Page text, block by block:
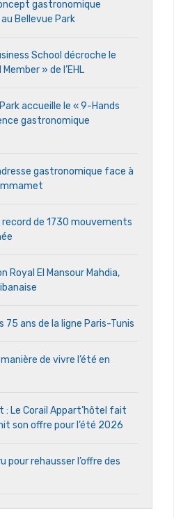
gastronomique
Bellevue Park
School décroche le
» de l’EHL
accueille le « 9-Hands
gastronomique
gastronomique face à
record de 1730 mouvements
Royal El Mansour Mahdia,
75 ans de la ligne Paris-Tunis
de vivre l’été en
: Le Corail Appart’hôtel fait
son offre pour l’été 2026
pour rehausser l’offre des